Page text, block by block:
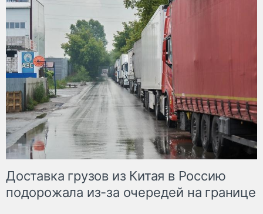
Доставка грузов из Китая в Россию
подорожала из-за очередей на границе